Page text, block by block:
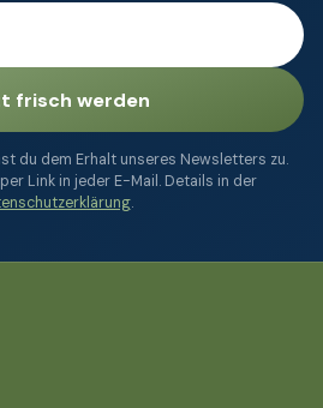
frisch werden
du dem Erhalt unseres Newsletters zu.
Link in jeder E-Mail. Details in der
.